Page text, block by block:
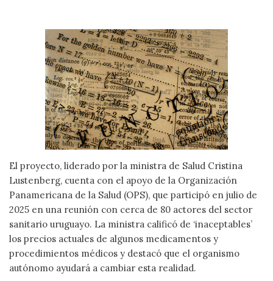
El proyecto, liderado por la ministra de Salud Cristina
Lustenberg, cuenta con el apoyo de la Organización
Panamericana de la Salud (OPS), que participó en julio de
2025 en una reunión con cerca de 80 actores del sector
sanitario uruguayo. La ministra calificó de ‘inaceptables’
los precios actuales de algunos medicamentos y
procedimientos médicos y destacó que el organismo
autónomo ayudará a cambiar esta realidad.